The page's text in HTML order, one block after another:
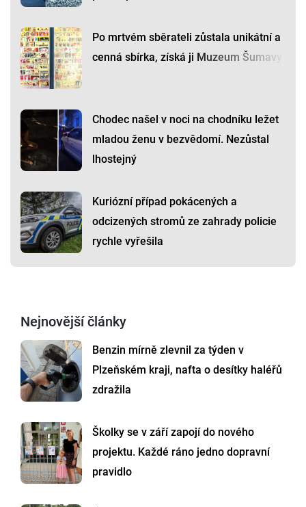
Po mrtvém sběrateli zůstala unikátní a
cenná sbírka, získá ji Muzeum Šumavy
Chodec našel v noci na chodníku ležet
mladou ženu v bezvědomí. Nezůstal
lhostejný
Kuriózní případ pokácených a
odcizených stromů ze zahrady policie
rychle vyřešila
Nejnovější články
Benzin mírně zlevnil za týden v
Plzeňském kraji, nafta o desítky haléřů
zdražila
Školky se v září zapojí do nového
projektu. Každé ráno jedno dopravní
pravidlo